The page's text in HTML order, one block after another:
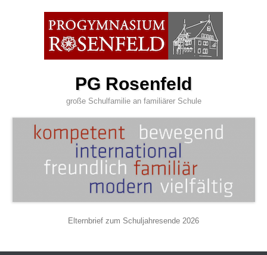
PG Rosenfeld
große Schulfamilie an familiärer Schule
Elternbrief zum Schuljahresende 2026